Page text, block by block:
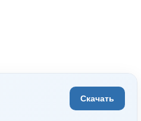
Скачать